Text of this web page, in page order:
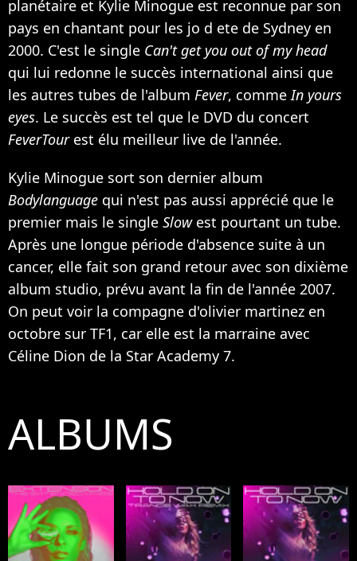
planétaire et Kylie Minogue est reconnue par son
pays en chantant pour les jo d ete de Sydney en
2000. C'est le single Can't get you out of my head
qui lui redonne le succès international ainsi que
les autres tubes de l'album Fever, comme In yours
eyes. Le succès est tel que le DVD du concert
FeverTourest élu meilleur live de l'année.
Kylie Minogue sort son dernier album
Bodylanguage qui n'est pas aussi apprécié que le
premier mais le single Slowest pourtant un tube.
Après une longue période d'absence suite à un
cancer, elle fait son grand retour avec son dixième
album studio, prévu avant la fin de l'année 2007.
On peut voir la compagne d'olivier martinez en
octobre sur TF1, car elle est la marraine avec
Céline Dion de la Star Academy 7.
ALBUMS